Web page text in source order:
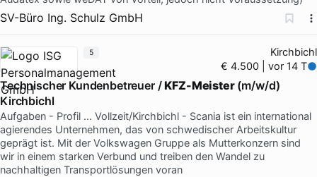
SV-Büro Ing. Schulz GmbH
Kirchbichl
€ 4.500 | vor 14 T
Technischer Kundenbetreuer /KFZ-Meister(m/w/d)
Kirchbichl
Aufgaben - Profil … Vollzeit/Kirchbichl - Scania ist ein international
agierendes Unternehmen, das von schwedischer Arbeitskultur
geprägt ist. Mit der Volkswagen Gruppe als Mutterkonzern sind
wir in einem starken Verbund und treiben den Wandel zu
nachhaltigen Transportlösungen voran
5